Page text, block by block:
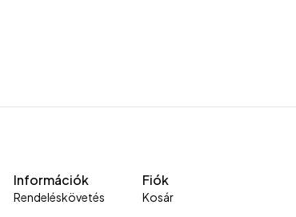
Információk
Rendeléskövetés
Fiók
Kosár